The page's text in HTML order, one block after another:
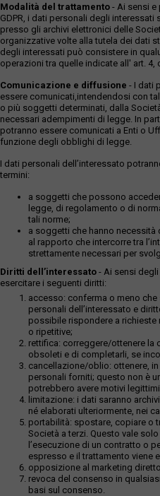
Modalità del trattamento - Ai sensi e
GDPR, i dati personali degli
presso gli archivi elettronici delle
organizzative volte alla tutela dei dati
degli interessati può consistere in
operazioni tra quelle indicate all' art. 4,
Comunicazione e diffusione - I dati
essere comunicati,intendendosi con
o più soggetti determinati, dalla
necessari adempimenti di legge. In
potranno essere comunicati a Enti o
funzione degli obblighi di legge.
I dati personali dell’interessato
termini:
a soggetti che possono
legge, di regolamento o di
tali norme;
a soggetti che hanno necessità
al rapporto che intercorre tra
strettamente necessari per
Diritti dell’interessato - Ai sensi degli
esercitare i seguenti diritti:
accesso: conferma o meno
personali dell’interessato e
possibile rispondere a
o ripetitive;
rettifica: correggere/ottenere la
obsoleti e di completarli, se
cancellazione/oblio: ottenere,
personali forniti; questo non è
potrebbero avere motivi
limitazione: i dati saranno
né elaborati ulteriormente, nei
portabilità: spostare, copiare o
Società a terzi. Questo vale
l’esecuzione di un contratto o
espresso e il trattamento viene
opposizione al marketing
revoca del consenso in
basi sul consenso.